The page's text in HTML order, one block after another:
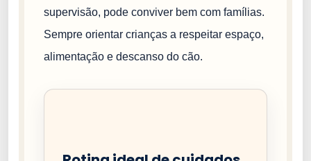
supervisão, pode conviver bem com famílias.
Sempre orientar crianças a respeitar espaço,
alimentação e descanso do cão.